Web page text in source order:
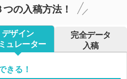
の入稿方法！
デザイン
ュレーター
完全データ
入稿
きる！